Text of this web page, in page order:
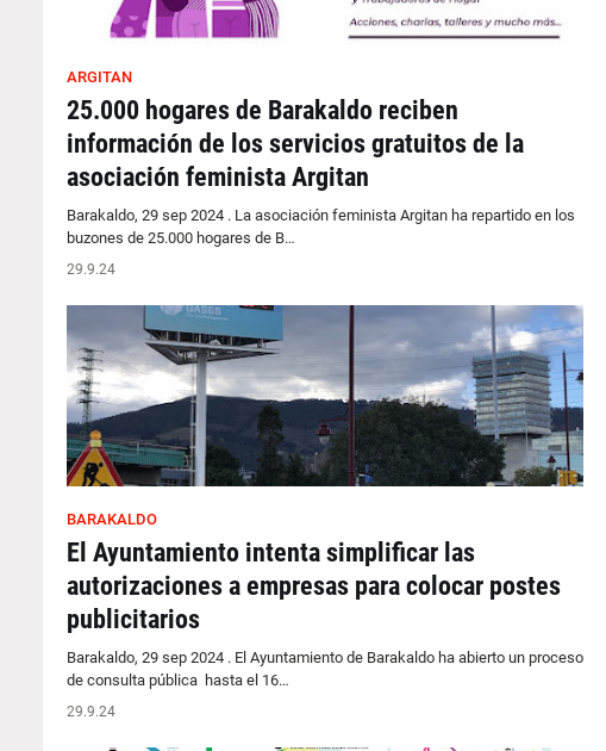
ARGITAN
25.000 hogares de Barakaldo reciben
información de los servicios gratuitos de la
asociación feminista Argitan
Barakaldo, 29 sep 2024 . La asociación feminista Argitan ha repartido en los
buzones de 25.000 hogares de B…
29.9.24
BARAKALDO
El Ayuntamiento intenta simplificar las
autorizaciones a empresas para colocar postes
publicitarios
Barakaldo, 29 sep 2024 . El Ayuntamiento de Barakaldo ha abierto un proceso
de consulta pública hasta el 16…
29.9.24